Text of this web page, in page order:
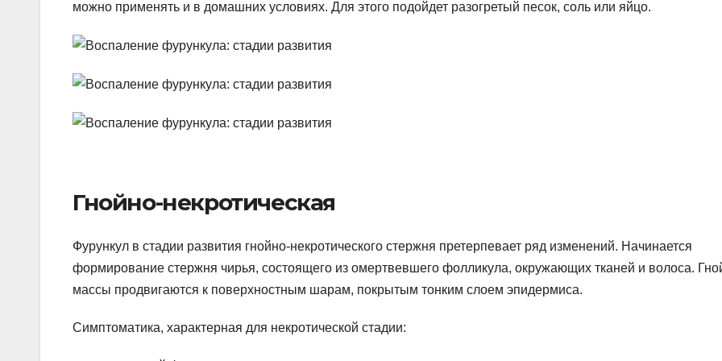
можно применять и в домашних условиях. Для этого подойдет разогретый песок, соль или яйцо.
Гнойно-некротическая
Фурункул в стадии развития гнойно-некротического стержня претерпевает ряд изменений. Начинается
формирование стержня чирья, состоящего из омертвевшего фолликула, окружающих тканей и волоса.
массы продвигаются к поверхностным шарам, покрытым тонким слоем эпидермиса.
Симптоматика, характерная для некротической стадии: